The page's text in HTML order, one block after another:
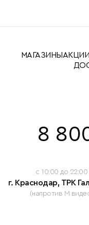
МАГАЗИНЫ АКЦИИ
8
c 10:00 до 22:00
г. Краснодар, ТРК
(напротив М